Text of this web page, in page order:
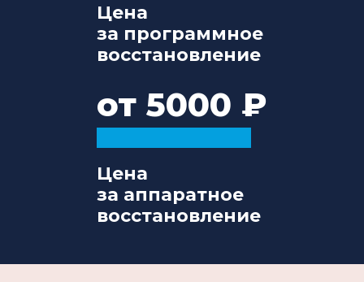
Цена
за программное
восстановление
от 5000
Цена
за аппаратное
восстановление